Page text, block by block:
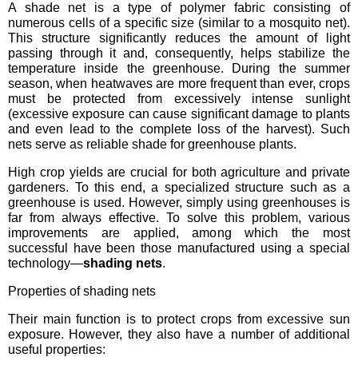
A shade net is a type of polymer fabric consisting of
numerous cells of a specific size (similar to a mosquito net).
This structure significantly reduces the amount of light
passing through it and, consequently, helps stabilize the
temperature inside the greenhouse. During the summer
season, when heatwaves are more frequent than ever, crops
must be protected from excessively intense sunlight
(excessive exposure can cause significant damage to plants
and even lead to the complete loss of the harvest). Such
nets serve as reliable shade for greenhouse plants.
High crop yields are crucial for both agriculture and private
gardeners. To this end, a specialized structure such as a
greenhouse is used. However, simply using greenhouses is
far from always effective. To solve this problem, various
improvements are applied, among which the most
successful have been those manufactured using a special
technology—shading nets.
Properties of shading nets
Their main function is to protect crops from excessive sun
exposure. However, they also have a number of additional
useful properties: